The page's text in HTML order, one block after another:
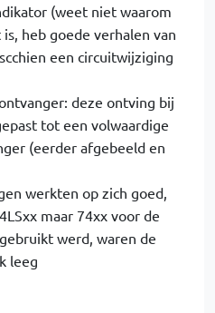
(weet niet waarom
heb goede verhalen van
een circuitwijziging
deze ontving bij
tot een volwaardige
(eerder afgebeeld en
werkten op zich goed,
maar 74xx voor de
werd, waren de
leeg